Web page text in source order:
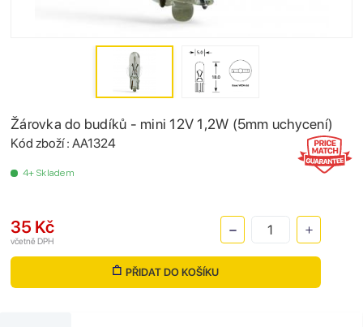
Žárovka do budíků - mini 12V 1,2W (5mm uchycení)
Kód zboží : AA1324
4+ Skladem
35 Kč
včetně DPH
PŘIDAT DO KOŠÍKU